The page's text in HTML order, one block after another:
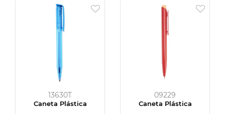
13630T
Caneta Plástica
09229
Caneta Plástica